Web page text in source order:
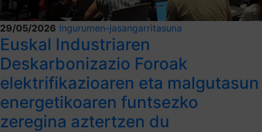
29/05/2026 Ingurumen-jasangarritasuna
Euskal Industriaren
Deskarbonizazio Foroak
elektrifikazioaren eta malgutasun
energetikoaren funtsezko
zeregina aztertzen du